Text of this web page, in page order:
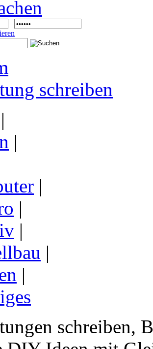
schreiben
|
|
|
|
|
|
|
schreiben,